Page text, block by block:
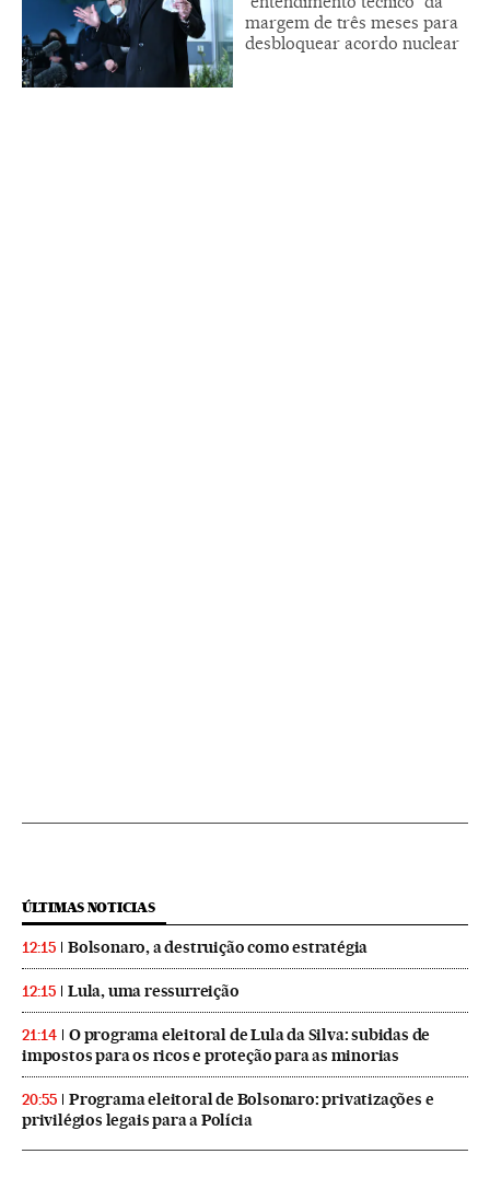
margem de três meses para
desbloquear acordo nuclear
ÚLTIMAS NOTICIAS
12:15 Bolsonaro, a destruição como estratégia
12:15 Lula, uma ressurreição
21:14
O programa eleitoral de Lula da Silva: subidas de
impostos para os ricos e proteção para as minorias
20:55
Programa eleitoral de Bolsonaro: privatizações e
privilégios legais para a Polícia